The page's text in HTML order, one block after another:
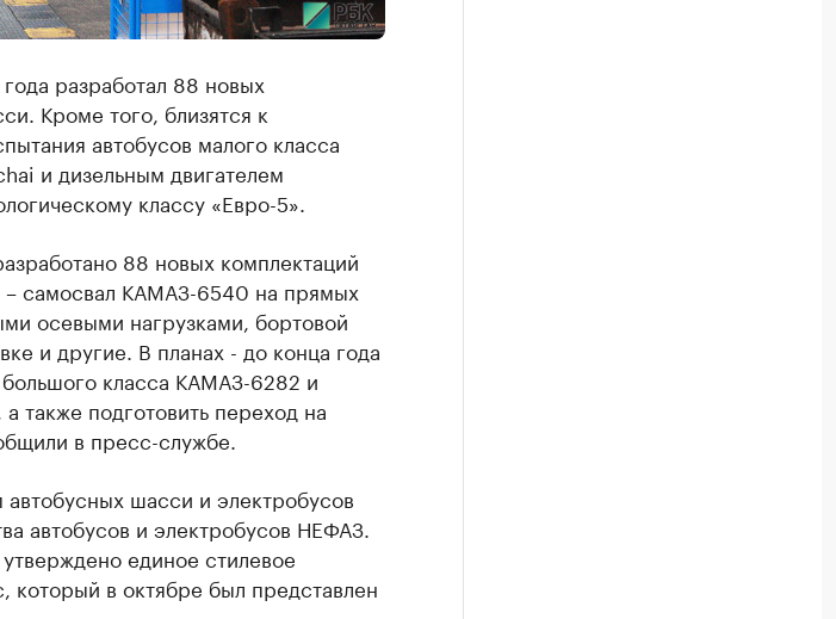
разработал 88 новых
Кроме того, близятся к
автобусов малого класса
и дизельным двигателем
классу «Евро-5».
88 новых комплектаций
самосвал КАМАЗ-6540 на прямых
осевыми нагрузками, бортовой
и другие. В планах - до конца года
класса КАМАЗ-6282 и
также подготовить переход на
в пресс-службе.
шасси и электробусов
автобусов и электробусов НЕФАЗ.
единое стилевое
который в октябре был представлен